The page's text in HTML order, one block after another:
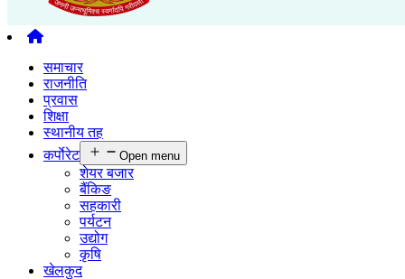
समाचार
राजनीति
प्रवास
शिक्षा
स्थानीय तह
कर्पाेरेट
Open menu
शेयर बजार
बैंकिङ
सहकारी
पर्यटन
उद्योग
कृषि
खेलकुद